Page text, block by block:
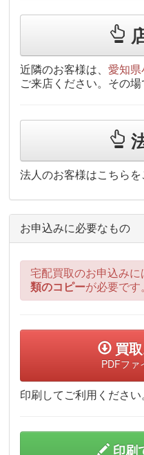
近隣のお客様は、愛知
ご来店ください。その場
法人のお客様はこちらを
お申込みに必要なもの
宅配買取のお申込みに
類のコピーが必要です
買取
PDFファ
印刷してご利用ください
印刷